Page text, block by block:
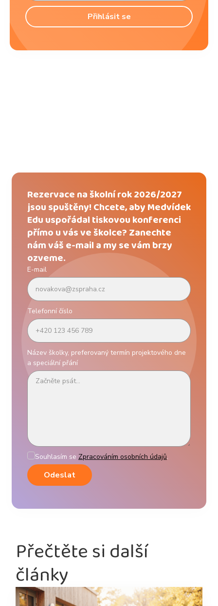
Rezervace na školní rok 2026/2027
jsou spuštěny! Chcete, aby Medvídek
Edu uspořádal tiskovou konferenci
přímo u vás ve školce? Zanechte
nám váš e-mail a my se vám brzy
ozveme.
E-mail
Telefonní číslo
Název školky, preferovaný termín projektového dne
a speciální přání
Souhlasím se Zpracováním osobních údajů.
Přečtěte si další
články